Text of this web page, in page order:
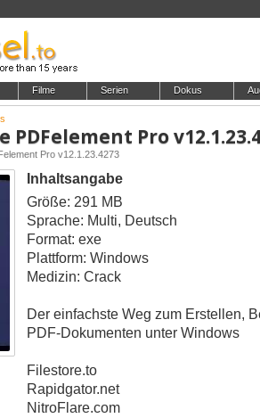
Filme Serien Dokus
PDFelement Pro
Pro v12.1.23.4273
Inhaltsangabe
Größe: 291 MB
Sprache: Multi, Deutsch
Format: exe
Plattform: Windows
Medizin: Crack
Der einfachste Weg zum Erstellen,
PDF-Dokumenten unter Windows
Filestore.to
Rapidgator.net
NitroFlare.com